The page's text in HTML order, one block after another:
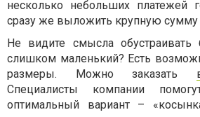
несколько небольших платежей
сразу же выложить крупную сумму
Не видите смысла обустраивать
слишком маленький? Есть
размеры. Можно заказать
Специалисты компании
оптимальный вариант –